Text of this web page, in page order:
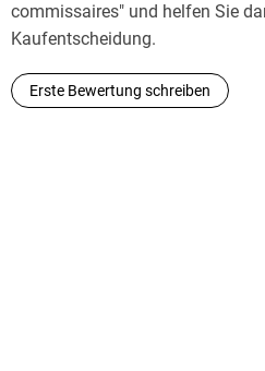
commissaires" und helfen Sie
Kaufentscheidung.
Erste Bewertung schreiben